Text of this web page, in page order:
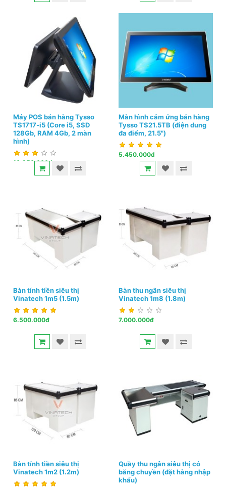
Máy POS bán hàng Tysso
TS1717-i5 (Core i5, SSD
128Gb, RAM 4Gb, 2 màn
hình)
10.950.000đ
Màn hình cảm ứng bán hàng
Tysso TS21.5TB (điện dung
đa điểm, 21.5")
5.450.000đ
Bàn tính tiền siêu thị
Vinatech 1m5 (1.5m)
6.500.000đ
Bàn thu ngân siêu thị
Vinatech 1m8 (1.8m)
7.000.000đ
Bàn tính tiền siêu thị
Vinatech 1m2 (1.2m)
Quầy thu ngân siêu thị có
băng chuyền (đặt hàng nhập
khẩu)